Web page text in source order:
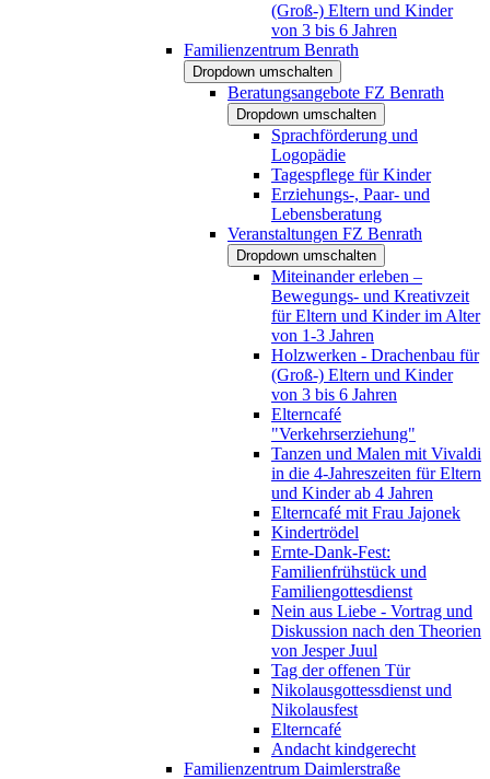
(Groß-) Eltern und Kinder
von 3 bis 6 Jahren
Familienzentrum Benrath
Dropdown umschalten
Beratungsangebote FZ Benrath
Dropdown umschalten
Sprachförderung und
Logopädie
Tagespflege für Kinder
Erziehungs-, Paar- und
Lebensberatung
Veranstaltungen FZ Benrath
Dropdown umschalten
Miteinander erleben –
Bewegungs- und Kreativzeit
für Eltern und Kinder im Alter
von 1-3 Jahren
Holzwerken - Drachenbau für
(Groß-) Eltern und Kinder
von 3 bis 6 Jahren
Elterncafé
"Verkehrserziehung"
Tanzen und Malen mit Vivaldi
in die 4-Jahreszeiten für Eltern
und Kinder ab 4 Jahren
Elterncafé mit Frau Jajonek
Kindertrödel
Ernte-Dank-Fest:
Familienfrühstück und
Familiengottesdienst
Nein aus Liebe - Vortrag und
Diskussion nach den Theorien
von Jesper Juul
Tag der offenen Tür
Nikolausgottessdienst und
Nikolausfest
Elterncafé
Andacht kindgerecht
Familienzentrum Daimlerstraße